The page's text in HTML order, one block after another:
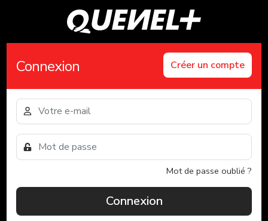
Connexion Créer un compte
Mot de passe oublié ?
Connexion